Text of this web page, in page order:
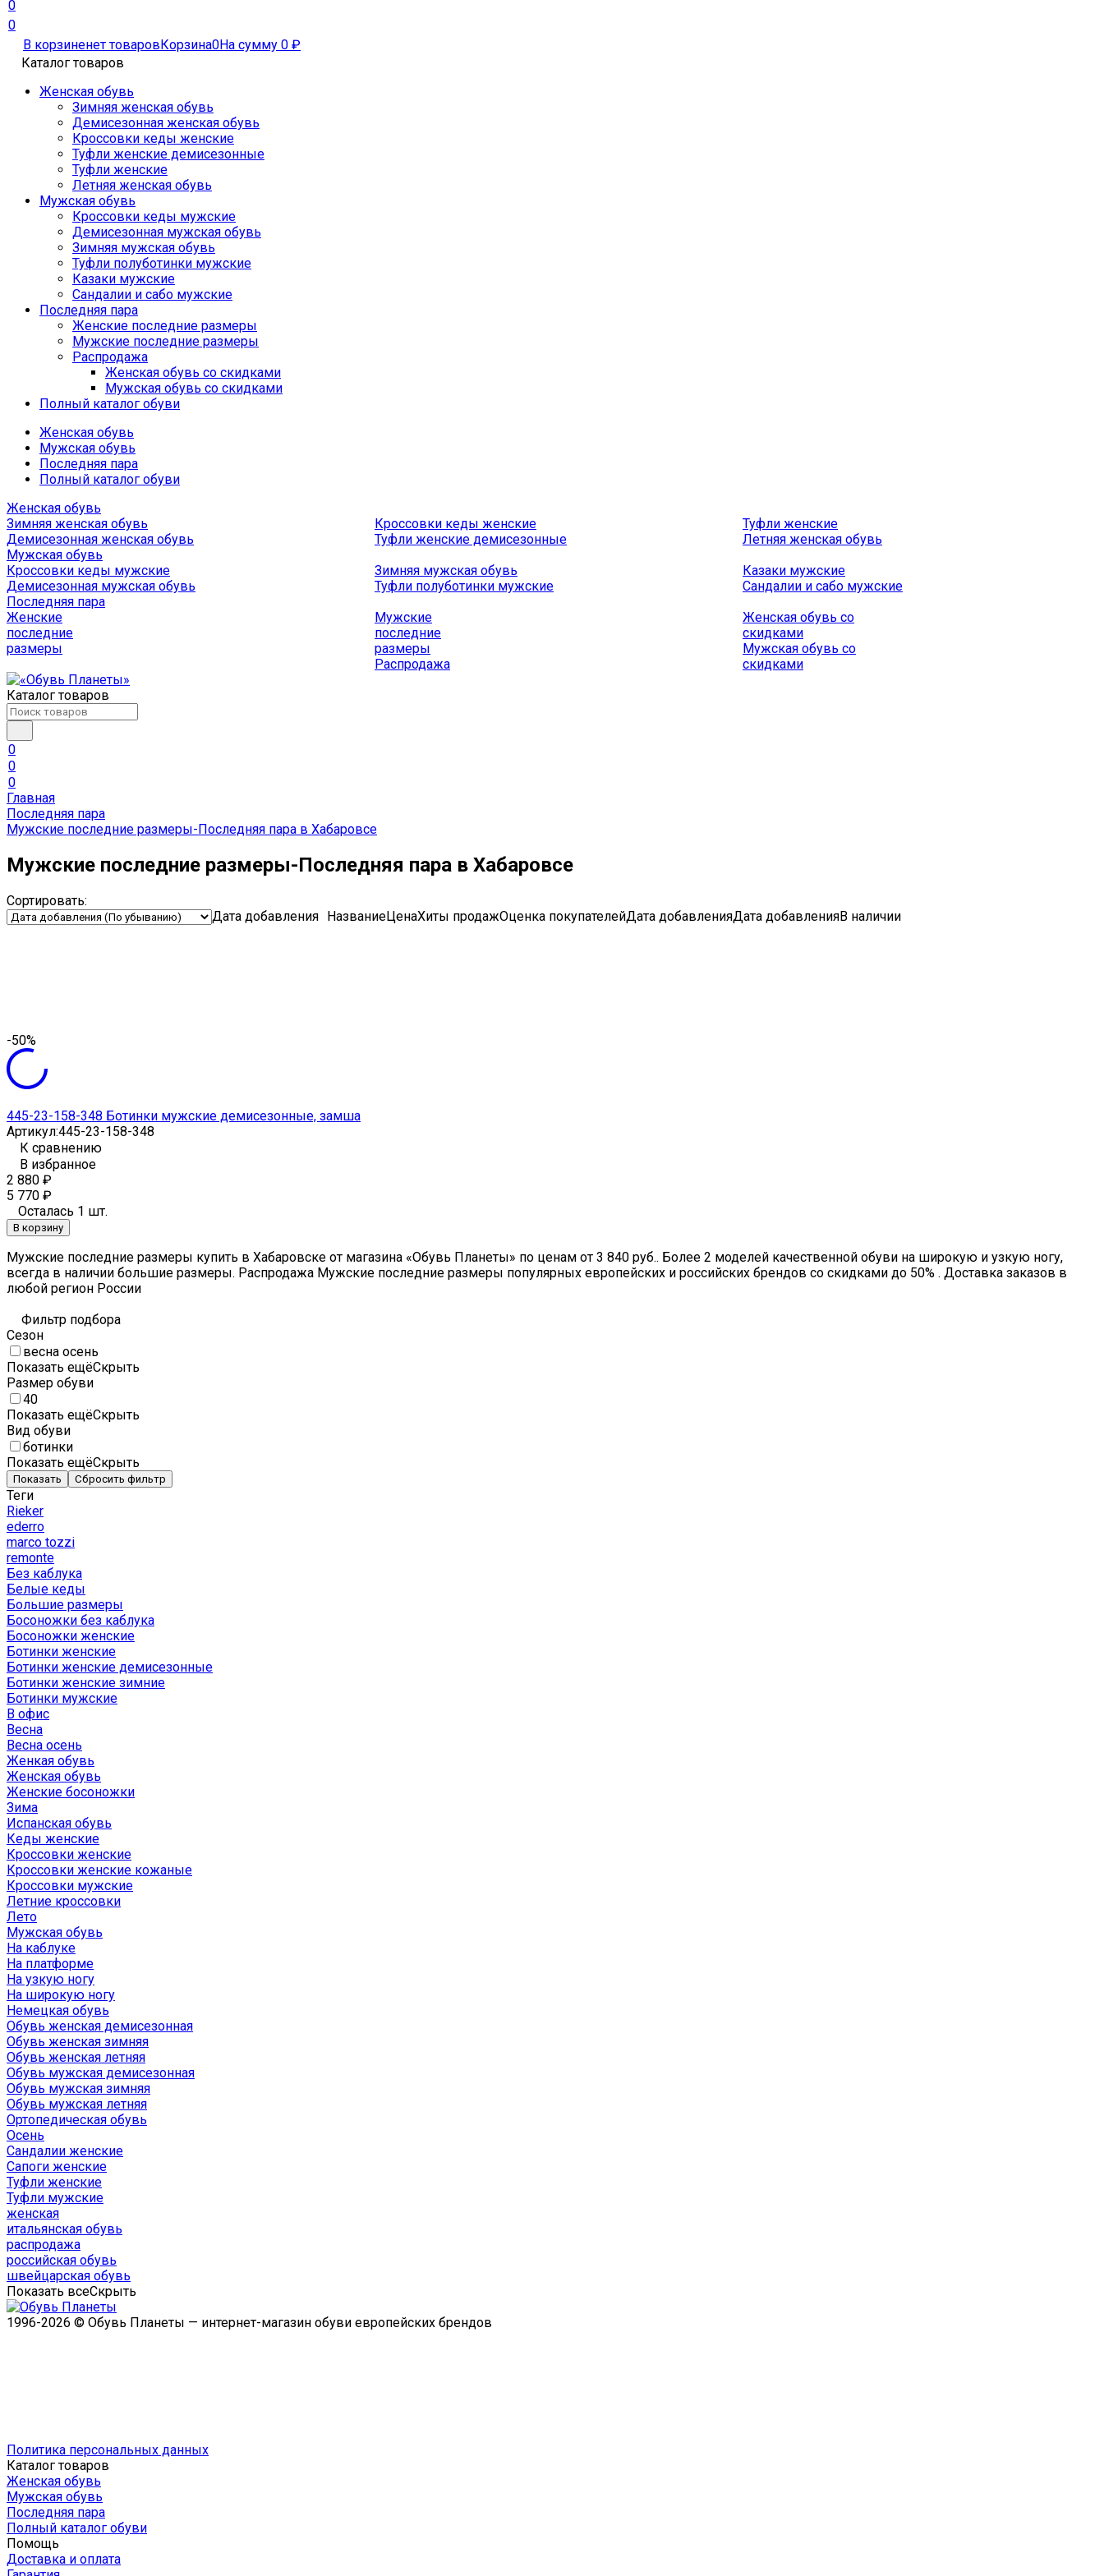
0
0
В корзиненет товаровКорзина0На сумму 0 ₽
Каталог товаров
Женская обувь
Зимняя женская обувь
Демисезонная женская обувь
Кроссовки кеды женские
Туфли женские демисезонные
Туфли женские
Летняя женская обувь
Мужская обувь
Кроссовки кеды мужские
Демисезонная мужская обувь
Зимняя мужская обувь
Туфли полуботинки мужские
Казаки мужские
Сандалии и сабо мужские
Последняя пара
Женские последние размеры
Мужские последние размеры
Распродажа
Женская обувь со скидками
Мужская обувь со скидками
Полный каталог обуви
Женская обувь
Мужская обувь
Последняя пара
Полный каталог обуви
Женская обувь
Зимняя женская обувь
Демисезонная женская обувь
Кроссовки кеды женские
Туфли женские демисезонные
Туфли женские
Летняя женская обувь
Мужская обувь
Кроссовки кеды мужские
Демисезонная мужская обувь
Зимняя мужская обувь
Туфли полуботинки мужские
Казаки мужские
Сандалии и сабо мужские
Последняя пара
Женские
последние
размеры
Мужские
последние
размеры
Распродажа
Женская обувь со
скидками
Мужская обувь со
скидками
Каталог товаров
0
0
0
Главная
Последняя пара
Мужские последние размеры-Последняя пара в Хабаровсе
Мужские последние размеры-Последняя пара в Хабаровсе
Сортировать:
Дата добавления НазваниеЦенаХиты продажОценка покупателейДата добавленияДата добавленияВ наличии
-50%
445-23-158-348 Ботинки мужские демисезонные, замша
Артикул:445-23-158-348
К сравнению
В избранное
2 880 ₽
5 770 ₽
Осталась 1 шт.
В корзину
Мужские последние размеры купить в Хабаровске от магазина «Обувь Планеты» по ценам от 3 840 руб.. Более 2 моделей качественной обуви на широкую и узкую ногу,
всегда в наличии большие размеры. Распродажа Мужские последние размеры популярных европейских и российских брендов со скидками до 50% . Доставка заказов в
любой регион России
Фильтр подбора
Сезон
весна осень
Показать ещёСкрыть
Размер обуви
40
Показать ещёСкрыть
Вид обуви
ботинки
Показать ещёСкрыть
Показать Сбросить фильтр
Теги
Rieker
ederro
marco tozzi
remonte
Без каблука
Белые кеды
Большие размеры
Босоножки без каблука
Босоножки женские
Ботинки женские
Ботинки женские демисезонные
Ботинки женские зимние
Ботинки мужские
В офис
Весна
Весна осень
Женкая обувь
Женская обувь
Женские босоножки
Зима
Испанская обувь
Кеды женские
Кроссовки женские
Кроссовки женские кожаные
Кроссовки мужские
Летние кроссовки
Лето
Мужская обувь
На каблуке
На платформе
На узкую ногу
На широкую ногу
Немецкая обувь
Обувь женская демисезонная
Обувь женская зимняя
Обувь женская летняя
Обувь мужская демисезонная
Обувь мужская зимняя
Обувь мужская летняя
Ортопедическая обувь
Осень
Сандалии женские
Сапоги женские
Туфли женские
Туфли мужские
женская
итальянская обувь
распродажа
российская обувь
швейцарская обувь
Показать всеСкрыть
1996-2026 © Обувь Планеты — интернет-магазин обуви европейских брендов
Политика персональных данных
Каталог товаров
Женская обувь
Мужская обувь
Последняя пара
Полный каталог обуви
Помощь
Доставка и оплата